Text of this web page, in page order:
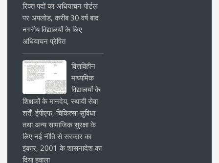
रिक्त पदों का अधियाचन पोर्टल
पर अपलोड, करीब 30 वर्ष बाद
नगरीय विद्यालयों के लिए
अधियाचन प्रेषित
वित्तविहीन
माध्यमिक
विद्यालयों के
शिक्षकों के मानदेय, स्थायी सेवा
शर्तें, ईपीएफ, चिकित्सा सुविधा
तथा अन्य सामाजिक सुरक्षा के
लिए नई नीति से सरकार का
इंकार, 2001 के शासनादेश का
दिया हवाला